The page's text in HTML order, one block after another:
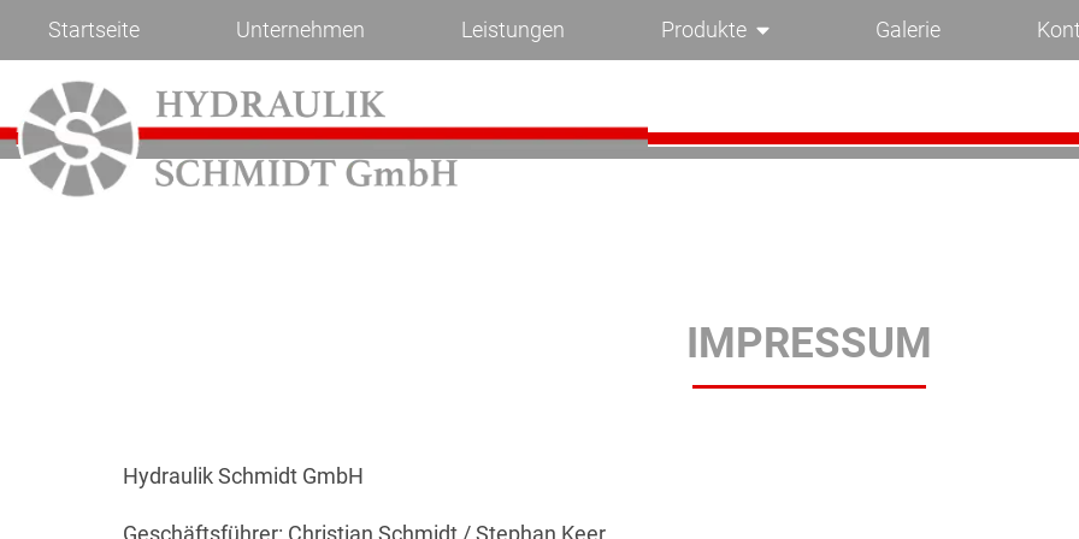
Startseite Unternehmen Leistungen Produkte Galerie
IMPRESSUM
Hydraulik Schmidt GmbH
Geschäftsführer: Christian Schmidt / Stephan Keer